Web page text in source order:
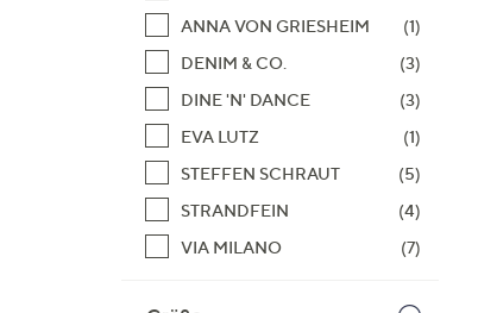
ANNA VON GRIESHEIM
(1)
DENIM & CO.
(3)
DINE 'N' DANCE
(3)
EVA LUTZ
(1)
STEFFEN SCHRAUT
(5)
STRANDFEIN
(4)
VIA MILANO
(7)